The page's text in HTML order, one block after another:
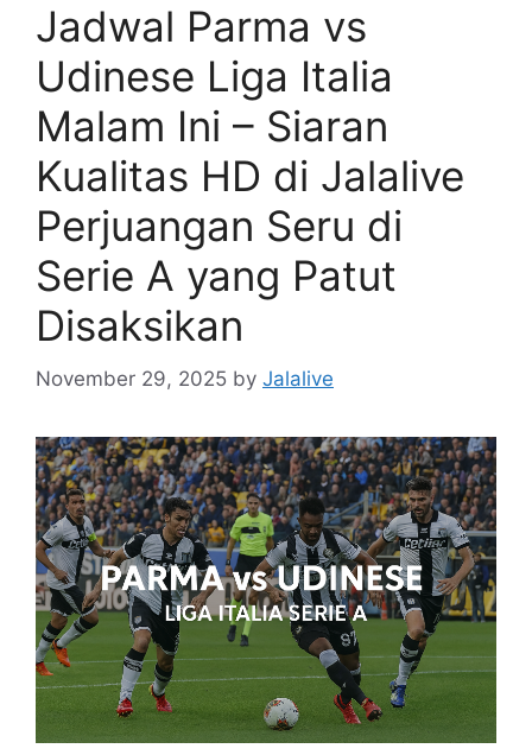
Jadwal Parma vs
Udinese Liga Italia
Malam Ini – Siaran
Kualitas HD di Jalalive
Perjuangan Seru di
Serie A yang Patut
Disaksikan
November 29, 2025 by Jalalive